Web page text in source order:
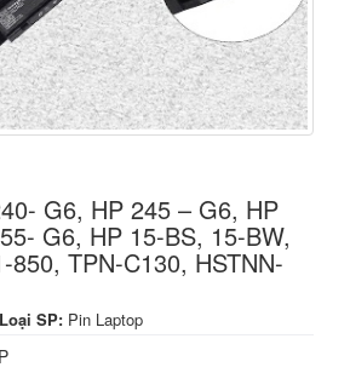
G6, HP 245 – G6, HP
G6, HP 15-BS, 15-BW,
850, TPN-C130, HSTNN-
Loại SP: Pin Laptop